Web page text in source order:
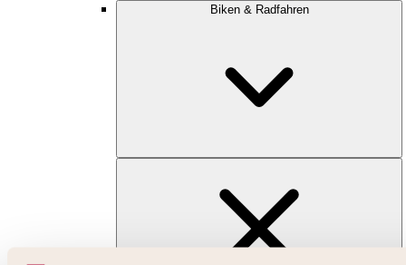
Biken & Radfahren